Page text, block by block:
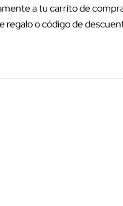
a tu carrito de
regalo o código de